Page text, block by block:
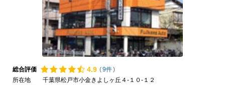
総合評価 4.9 (9件)
所在地
千葉県松戸市小金きよしヶ丘４-１０-１２